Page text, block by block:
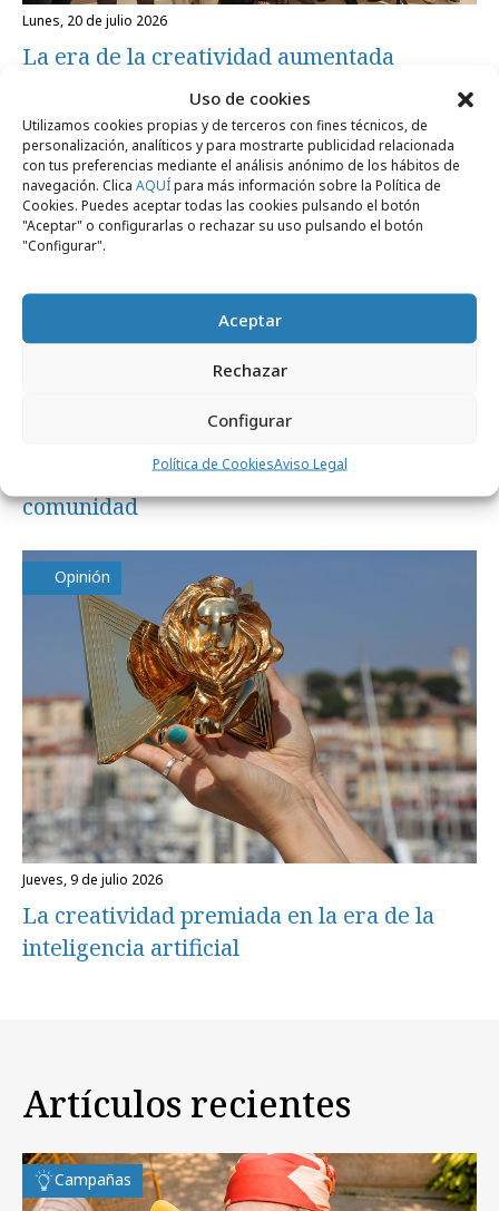
Uso de cookies
Utilizamos cookies propias y de terceros con fines técnicos, de
personalización, analíticos y para mostrarte publicidad relacionada
con tus preferencias mediante el análisis anónimo de los hábitos de
navegación. Clica AQUÍpara más información sobre la Política de
Cookies. Puedes aceptar todas las cookies pulsando el botón
"Aceptar" o configurarlas o rechazar su uso pulsando el botón
"Configurar".
Aceptar
Rechazar
Configurar
Política de CookiesAviso Legal
lunes, 20 de julio 2026
La era de la creatividad aumentada
Formación y estudios
La nueva fórmula del éxito creativo: IA +
comunidad
Opinión
jueves, 9 de julio 2026
La creatividad premiada en la era de la
inteligencia artificial
Artículos recientes
Campañas